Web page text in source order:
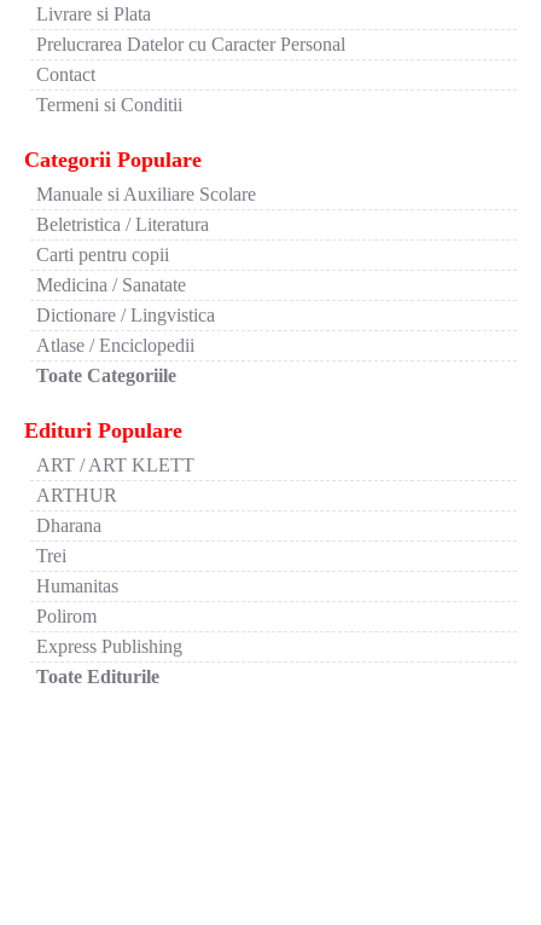
Livrare si Plata
Prelucrarea Datelor cu Caracter Personal
Contact
Termeni si Conditii
Categorii Populare
Manuale si Auxiliare Scolare
Beletristica / Literatura
Carti pentru copii
Medicina / Sanatate
Dictionare / Lingvistica
Atlase / Enciclopedii
Toate Categoriile
Edituri Populare
ART / ART KLETT
ARTHUR
Dharana
Trei
Humanitas
Polirom
Express Publishing
Toate Editurile